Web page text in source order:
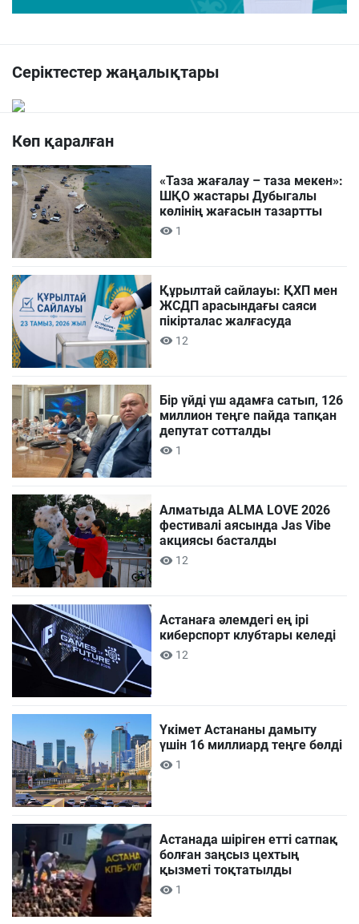
Серіктестер жаңалықтары
Көп қаралған
«Таза жағалау – таза мекен»:
ШҚО жастары Дубыгалы
көлінің жағасын тазартты
1
Құрылтай сайлауы: ҚХП мен
ЖСДП арасындағы саяси
пікірталас жалғасуда
12
Бір үйді үш адамға сатып, 126
миллион теңге пайда тапқан
депутат сотталды
1
Алматыда ALMA LOVE 2026
фестивалі аясында Jas Vibe
акциясы басталды
12
Астанаға әлемдегі ең ірі
киберспорт клубтары келеді
12
Үкімет Астананы дамыту
үшін 16 миллиард теңге бөлді
1
Астанада шіріген етті сатпақ
болған заңсыз цехтың
қызметі тоқтатылды
1